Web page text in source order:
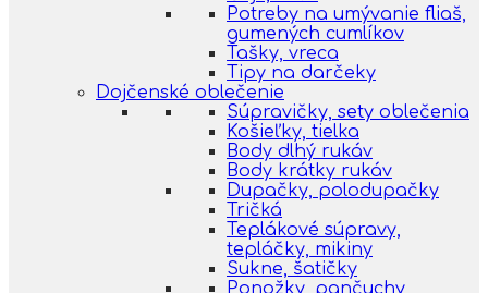
Potreby na umývanie fliaš,
gumených cumlíkov
Tašky, vreca
Tipy na darčeky
Dojčenské oblečenie
Súpravičky, sety oblečenia
Košieľky, tielka
Body dlhý rukáv
Body krátky rukáv
Dupačky, polodupačky
Tričká
Teplákové súpravy,
tepláčky, mikiny
Sukne, šatičky
Ponožky, pančuchy,